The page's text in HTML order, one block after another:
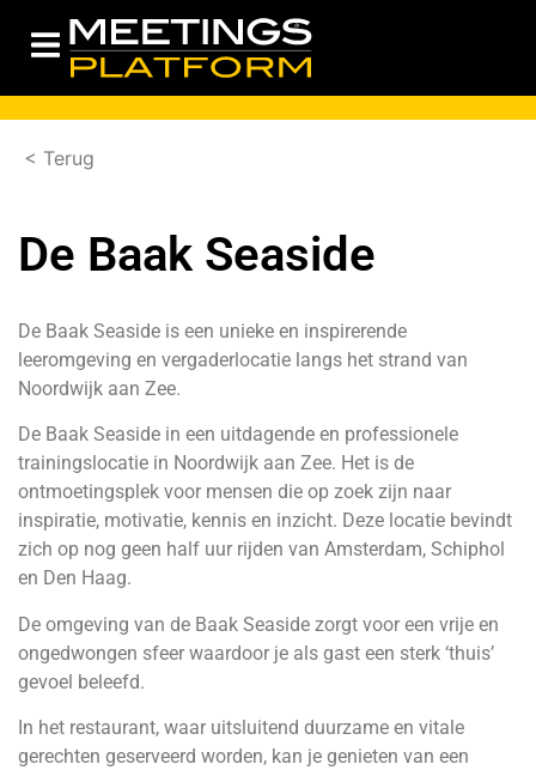
< Terug
De Baak Seaside
De Baak Seaside is een unieke en inspirerende
leeromgeving en vergaderlocatie langs het strand van
Noordwijk aan Zee.
De Baak Seaside in een uitdagende en professionele
trainingslocatie in Noordwijk aan Zee. Het is de
ontmoetingsplek voor mensen die op zoek zijn naar
inspiratie, motivatie, kennis en inzicht. Deze locatie bevindt
zich op nog geen half uur rijden van Amsterdam, Schiphol
en Den Haag.
De omgeving van de Baak Seaside zorgt voor een vrije en
ongedwongen sfeer waardoor je als gast een sterk ‘thuis’
gevoel beleefd.
In het restaurant, waar uitsluitend duurzame en vitale
gerechten geserveerd worden, kan je genieten van een